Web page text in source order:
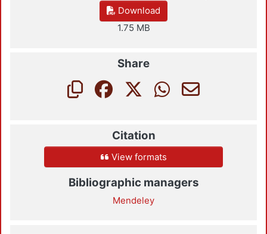
Download
1.75 MB
Share
Citation
View formats
Bibliographic managers
Mendeley